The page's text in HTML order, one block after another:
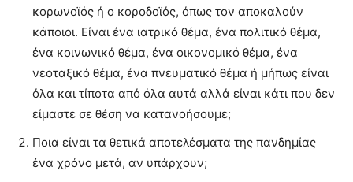
κορωνοϊός ή ο κοροδοϊός, όπως τον αποκαλούν
κάποιοι. Είναι ένα ιατρικό θέμα, ένα πολιτικό θέμα,
ένα κοινωνικό θέμα, ένα οικονομικό θέμα, ένα
νεοταξικό θέμα, ένα πνευματικό θέμα ή μήπως είναι
όλα και τίποτα από όλα αυτά αλλά είναι κάτι που δεν
είμαστε σε θέση να κατανοήσουμε;
Ποια είναι τα θετικά αποτελέσματα της πανδημίας
ένα χρόνο μετά, αν υπάρχουν;